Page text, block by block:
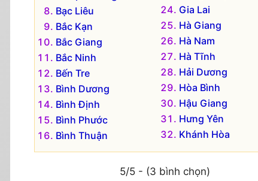
Bạc Liêu
Bắc Kạn
Bắc Giang
Bắc Ninh
Bến Tre
Bình Dương
Bình Định
Bình Phước
Bình Thuận
Gia Lai
Hà Giang
Hà Nam
Hà Tĩnh
Hải Dương
Hòa Bình
Hậu Giang
Hưng Yên
Khánh Hòa
5/5 - (3 bình chọn)